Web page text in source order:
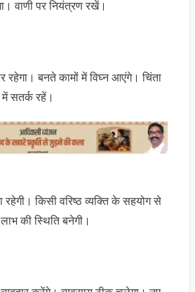
वाणी पर नियंत्रण रखें।
रहेगा। बनते कामों में विघ्न आएंगे। चिंता
सतर्क रहें।
किसी वरिष्ठ व्यक्ति के सहयोग से
की स्थिति बनेगी।